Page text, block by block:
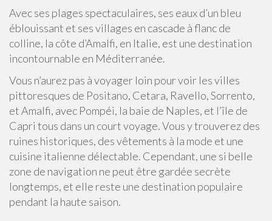
Avec ses plages spectaculaires, ses eaux d’un bleu
éblouissant et ses villages en cascade à flanc de
colline, la côte d’Amalfi, en Italie, est une destination
incontournable en Méditerranée.
Vous n’aurez pas à voyager loin pour voir les villes
pittoresques de Positano, Cetara, Ravello, Sorrento,
et Amalfi, avec Pompéi, la baie de Naples, et l’île de
Capri tous dans un court voyage. Vous y trouverez des
ruines historiques, des vêtements à la mode et une
cuisine italienne délectable. Cependant, une si belle
zone de navigation ne peut être gardée secrète
longtemps, et elle reste une destination populaire
pendant la haute saison.